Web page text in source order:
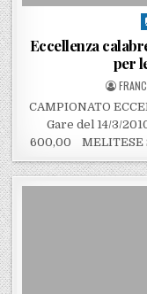
Eccellenza
per
CAMPIONATO
Gare del 14/3/
600,00 MELITESE